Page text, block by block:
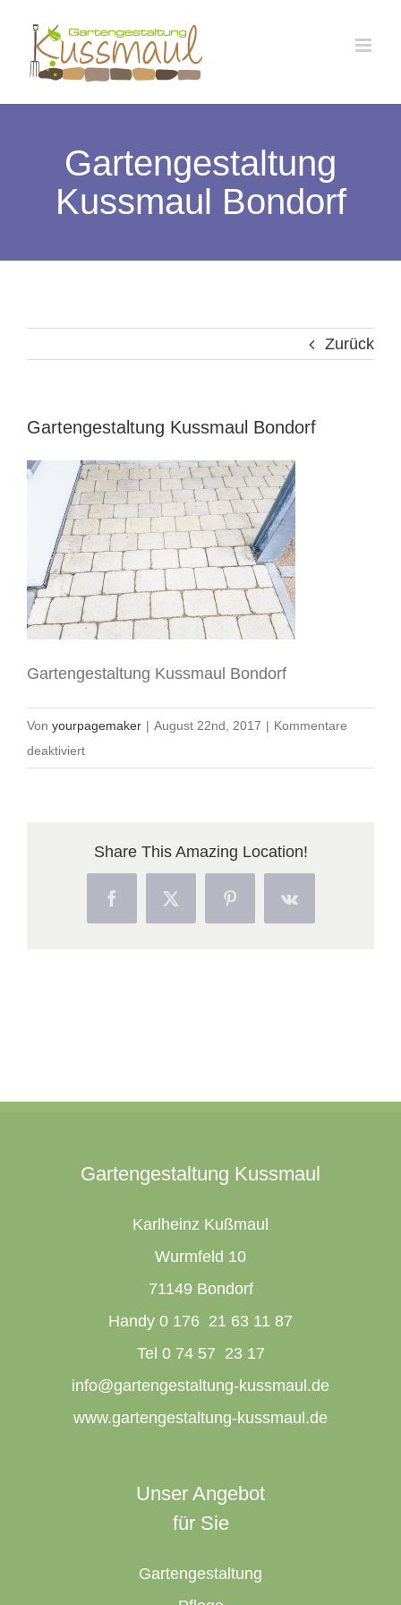
Inhalt
springen
Gartengestaltung
Kussmaul Bondorf
Zurück
Gartengestaltung Kussmaul Bondorf
Gartengestaltung Kussmaul Bondorf
Von yourpagemaker | August 22nd, 2017 | Kommentare
deaktiviertfür
Share This Amazing Location!
FacebookX PinterestVk
Gartengestaltung Kussmaul
Karlheinz Kußmaul
Wurmfeld 10
71149 Bondorf
Handy 0 176 21 63 11 87
Tel 0 74 57 23 17
info@gartengestaltung-kussmaul.de
www.gartengestaltung-kussmaul.de
Unser Angebot
für Sie
Gartengestaltung